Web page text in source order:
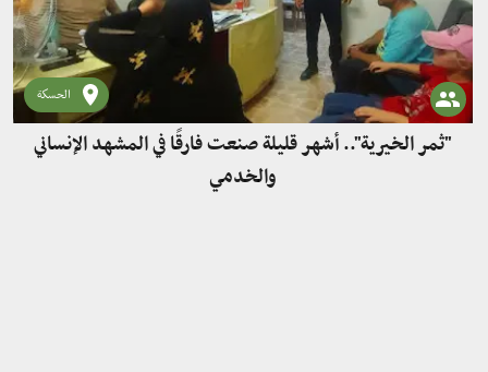
الحسكة
"ثمر الخيرية".. أشهر قليلة صنعت فارقًا في المشهد الإنساني
والخدمي